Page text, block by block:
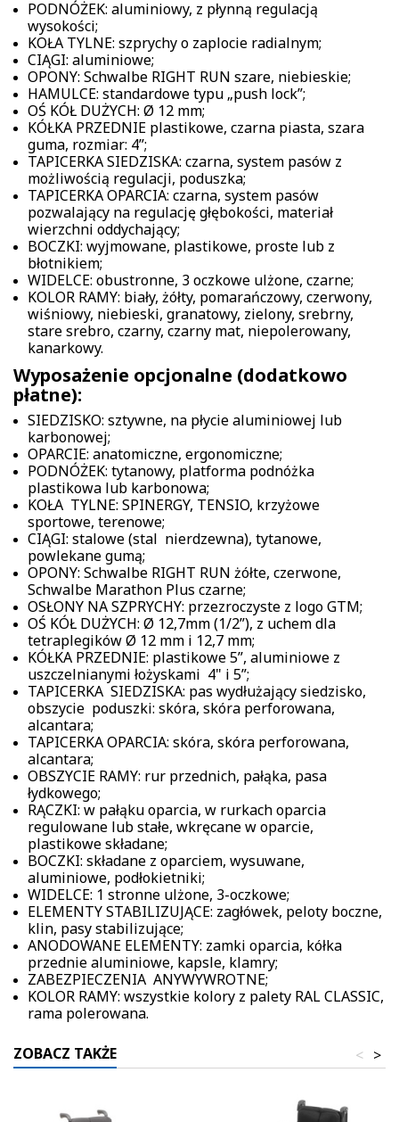
PODNÓŻEK: aluminiowy, z płynną regulacją
wysokości;
KOŁA TYLNE: szprychy o zaplocie radialnym;
CIĄGI: aluminiowe;
OPONY: Schwalbe RIGHT RUN szare, niebieskie;
HAMULCE: standardowe typu „push lock”;
OŚ KÓŁ DUŻYCH: Ø 12 mm;
KÓŁKA PRZEDNIE plastikowe, czarna piasta, szara
guma, rozmiar: 4”;
TAPICERKA SIEDZISKA: czarna, system pasów z
możliwością regulacji, poduszka;
TAPICERKA OPARCIA: czarna, system pasów
pozwalający na regulację głębokości, materiał
wierzchni oddychający;
BOCZKI: wyjmowane, plastikowe, proste lub z
błotnikiem;
WIDELCE: obustronne, 3 oczkowe ulżone, czarne;
KOLOR RAMY: biały, żółty, pomarańczowy, czerwony,
wiśniowy, niebieski, granatowy, zielony, srebrny,
stare srebro, czarny, czarny mat, niepolerowany,
kanarkowy.
Wyposażenie opcjonalne (dodatkowo
płatne):
SIEDZISKO: sztywne, na płycie aluminiowej lub
karbonowej;
OPARCIE: anatomiczne, ergonomiczne;
PODNÓŻEK: tytanowy, platforma podnóżka
plastikowa lub karbonowa;
KOŁA TYLNE: SPINERGY, TENSIO, krzyżowe
sportowe, terenowe;
CIĄGI: stalowe (stal nierdzewna), tytanowe,
powlekane gumą;
OPONY: Schwalbe RIGHT RUN żółte, czerwone,
Schwalbe Marathon Plus czarne;
OSŁONY NA SZPRYCHY: przezroczyste z logo GTM;
OŚ KÓŁ DUŻYCH: Ø 12,7mm (1/2”), z uchem dla
tetraplegików Ø 12 mm i 12,7 mm;
KÓŁKA PRZEDNIE: plastikowe 5”, aluminiowe z
uszczelnianymi łożyskami 4" i 5”;
TAPICERKA SIEDZISKA: pas wydłużający siedzisko,
obszycie poduszki: skóra, skóra perforowana,
alcantara;
TAPICERKA OPARCIA: skóra, skóra perforowana,
alcantara;
OBSZYCIE RAMY: rur przednich, pałąka, pasa
łydkowego;
RĄCZKI: w pałąku oparcia, w rurkach oparcia
regulowane lub stałe, wkręcane w oparcie,
plastikowe składane;
BOCZKI: składane z oparciem, wysuwane,
aluminiowe, podłokietniki;
WIDELCE: 1 stronne ulżone, 3-oczkowe;
ELEMENTY STABILIZUJĄCE: zagłówek, peloty boczne,
klin, pasy stabilizujące;
ANODOWANE ELEMENTY: zamki oparcia, kółka
przednie aluminiowe, kapsle, klamry;
ZABEZPIECZENIA ANYWYWROTNE;
KOLOR RAMY: wszystkie kolory z palety RAL CLASSIC,
rama polerowana.
ZOBACZ TAKŻE >
<